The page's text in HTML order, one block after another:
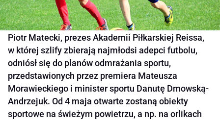
Piotr Matecki, prezes Akademii Piłkarskiej Reissa,
w której szlify zbierają najmłodsi adepci futbolu,
odniósł się do planów odmrażania sportu,
przedstawionych przez premiera Mateusza
Morawieckiego i minister sportu Danutę Dmowską-
Andrzejuk. Od 4 maja otwarte zostaną obiekty
sportowe na świeżym powietrzu, a np. na orlikach